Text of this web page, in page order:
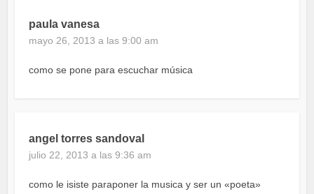
paula vanesa
mayo 26, 2013 a las 9:00 am
como se pone para escuchar música
angel torres sandoval
julio 22, 2013 a las 9:36 am
como le isiste paraponer la musica y ser un «poeta»